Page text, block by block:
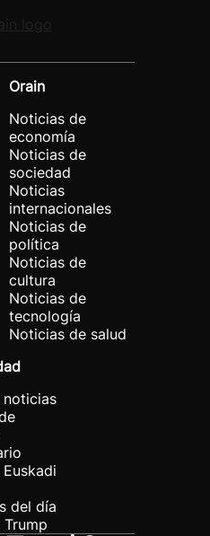
Orain
Noticias de
economía
Noticias de
sociedad
Noticias
internacionales
Noticias de
política
Noticias de
cultura
Noticias de
tecnología
Noticias de salud
noticias
del día
Trump